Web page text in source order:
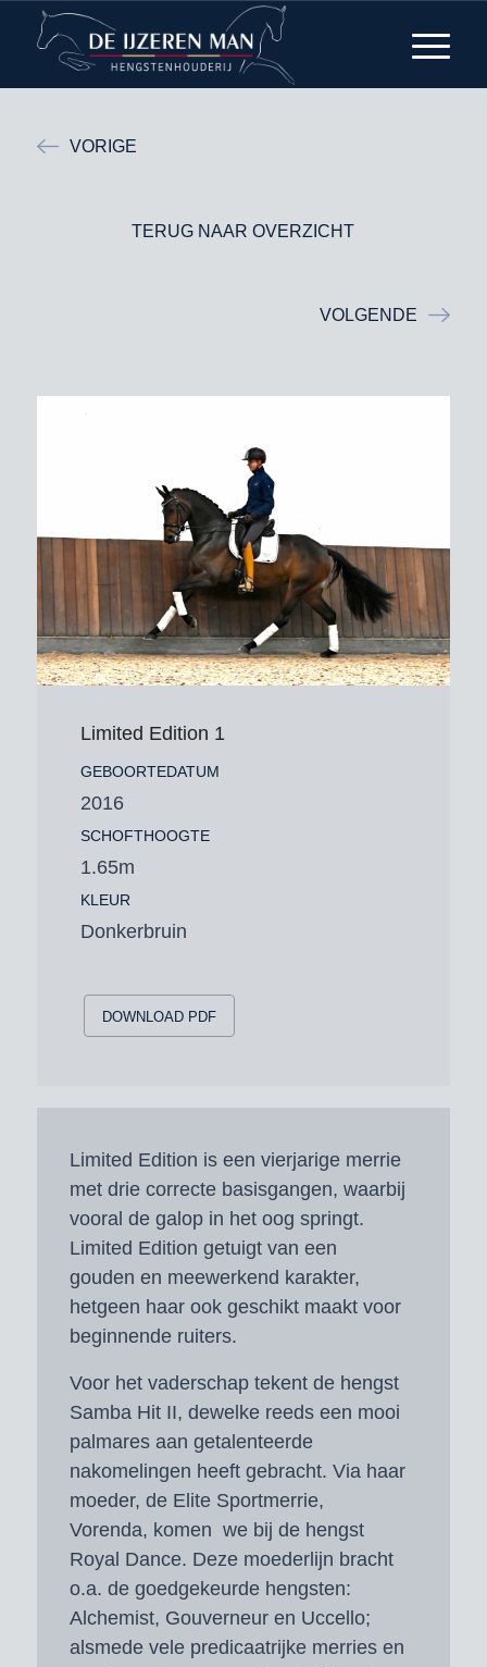
VORIGE
TERUG NAAR OVERZICHT
VOLGENDE
Limited Edition 1
GEBOORTEDATUM
2016
SCHOFTHOOGTE
1.65m
KLEUR
Donkerbruin
DOWNLOAD PDF
Limited Edition is een vierjarige merrie
met drie correcte basisgangen, waarbij
vooral de galop in het oog springt.
Limited Edition getuigt van een
gouden en meewerkend karakter,
hetgeen haar ook geschikt maakt voor
beginnende ruiters.
Voor het vaderschap tekent de hengst
Samba Hit II, dewelke reeds een mooi
palmares aan getalenteerde
nakomelingen heeft gebracht. Via haar
moeder, de Elite Sportmerrie,
Vorenda, komen we bij de hengst
Royal Dance. Deze moederlijn bracht
o.a. de goedgekeurde hengsten:
Alchemist, Gouverneur en Uccello;
alsmede vele predicaatrijke merries en